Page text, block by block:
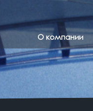
О компании